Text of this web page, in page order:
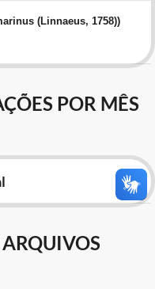
(Linnaeus, 1758))
POR MÊS